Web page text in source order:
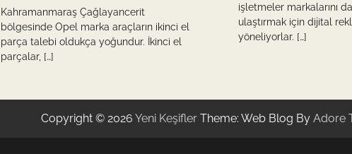
Kahramanmaraş Çağlayancerit
bölgesinde Opel marka araçların ikinci el
parça talebi oldukça yoğundur. İkinci el
parçalar, […]
işletmeler markalarını
ulaştırmak için dijital
yöneliyorlar. […]
Copyright © 2026 Yeni Keşifler Theme: Web Blog By Adore